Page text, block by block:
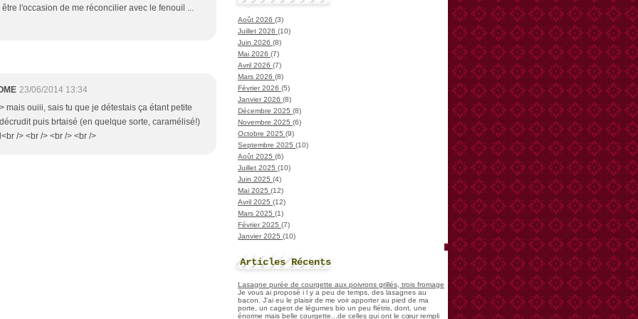
l'occasion de me réconcilier avec le fenouil ...
23/06/2014 13:34
mais ouiii, sais tu que je détestais ça étant petite
puis brtaisé (en quelque sorte, caramélisé!)
/> <br /> <br /> <br />
Août 2026 (3)
Juillet 2026 (10)
Juin 2026 (8)
Mai 2026 (7)
Avril 2026 (7)
Mars 2026 (8)
Février 2026 (5)
Janvier 2026 (8)
Décembre 2025 (8)
Novembre 2025 (6)
Octobre 2025 (9)
Septembre 2025 (10)
Août 2025 (6)
Juillet 2025 (10)
Juin 2025 (4)
Mai 2025 (12)
Avril 2025 (12)
Mars 2025 (1)
Février 2025 (7)
Janvier 2025 (10)
Articles Récents
Lasagne purée de courgette aux poivrons grillés, trois fromage
Je vous ai proposé i l y a peu de temps, des lasagnes au
bacon. J'ai eu le plaisir de me voir apporter au pied de ma
porte, un cageot de légumes bio un peu flétris, dont, une
énorme mais belle courgette...de celles qui ont le cœur rempli